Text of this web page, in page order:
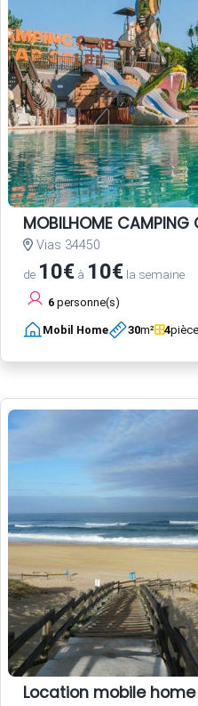
MOBILHOME CAMPING
Vias 34450
de 10€ à 10€ la semaine
6 personne(s)
Mobil Home 30m² 4
Location mobile